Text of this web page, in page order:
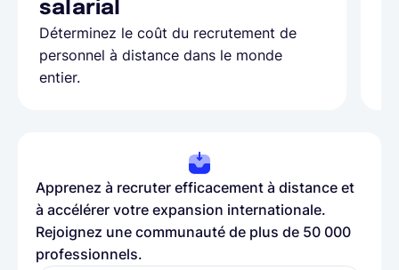
salarial
Déterminez le coût du recrutement de
personnel à distance dans le monde
entier.
Apprenez à recruter efficacement à distance et
à accélérer votre expansion internationale.
Rejoignez une communauté de plus de 50 000
professionnels.